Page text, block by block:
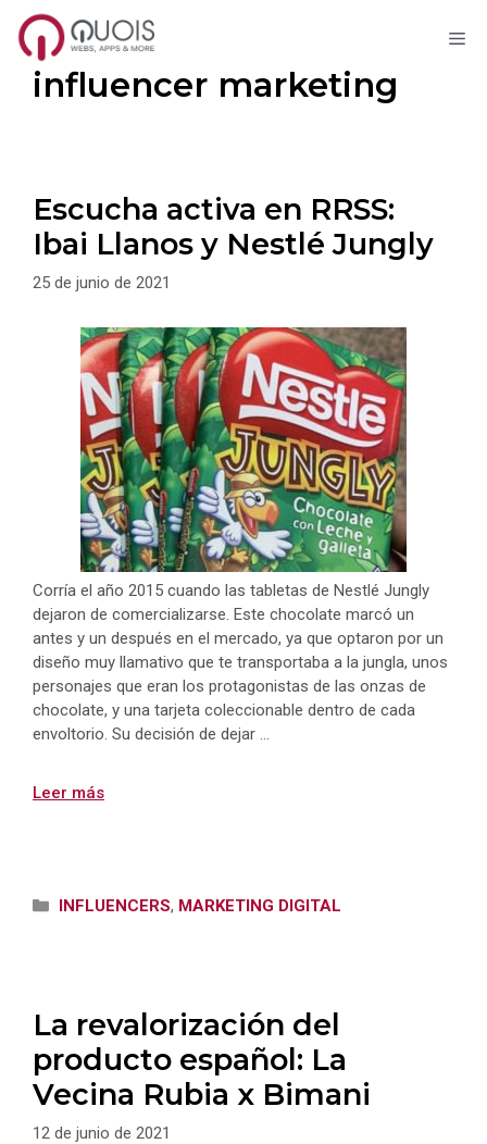
Saltarinfluencer marketing
Escucha activa en RRSS:
Ibai Llanos y Nestlé Jungly
25 de junio de 2021
Corría el año 2015 cuando las tabletas de Nestlé Jungly
dejaron de comercializarse. Este chocolate marcó un
antes y un después en el mercado, ya que optaron por un
diseño muy llamativo que te transportaba a la jungla, unos
personajes que eran los protagonistas de las onzas de
chocolate, y una tarjeta coleccionable dentro de cada
envoltorio. Su decisión de dejar …
Leer más
Categorías
INFLUENCERS, MARKETING DIGITAL
La revalorización del
producto español: La
Vecina Rubia x Bimani
12 de junio de 2021